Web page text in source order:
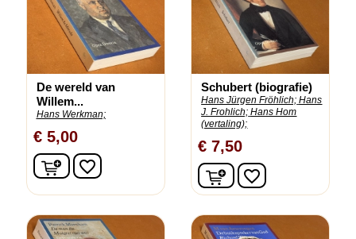
De wereld van
Willem...
Hans Werkman;
€ 5,00
In winkelwagen
favorite_border
Schubert (biografie)
Hans Jürgen Fröhlich; Hans
J. Frohlich; Hans Hom
(vertaling);
€ 7,50
In winkelwagen
favorite_border